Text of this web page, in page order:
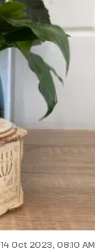
14 Oct 2023, 08:10 AM